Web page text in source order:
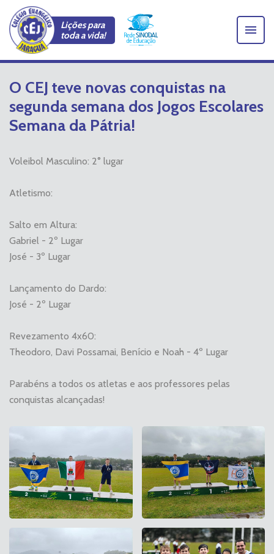
Lições para
toda a vida!
O CEJ teve novas conquistas na
segunda semana dos Jogos Escolares
Semana da Pátria!
Voleibol Masculino: 2° lugar
Atletismo:
Salto em Altura:
Gabriel - 2º Lugar
José - 3º Lugar
Lançamento do Dardo:
José - 2º Lugar
Revezamento 4x60:
Theodoro, Davi Possamai, Benício e Noah - 4º Lugar
Parabéns a todos os atletas e aos professores pelas
conquistas alcançadas!